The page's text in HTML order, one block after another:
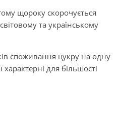
щороку скорочується
та українському
споживання цукру на одну
для більшості